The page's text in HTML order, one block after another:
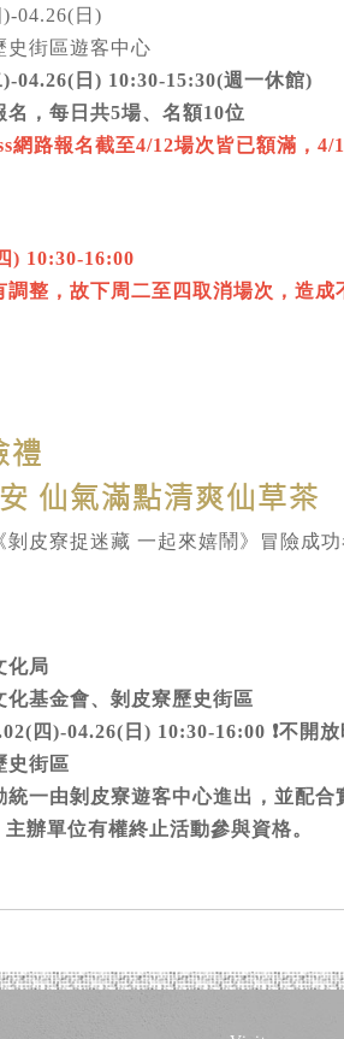
04.26(日)
史街區遊客中心
04.26(日) 10:30-15:30(週一休館)
，每日共5場、名額10位
網路報名截至4/12場次皆已額滿，4/
) 10:30-16:00
調整，故下周二至四取消場次，造成
禮
仙氣滿點清爽仙草茶
剝皮寮捉迷藏 一起來嬉鬧》冒險成
化局
化基金會、剝皮寮歷史街區
四)-04.26(日) 10:30-16:00 ❗不開
史街區
統一由剝皮寮遊客中心進出，並配
辦單位有權終止活動參與資格。